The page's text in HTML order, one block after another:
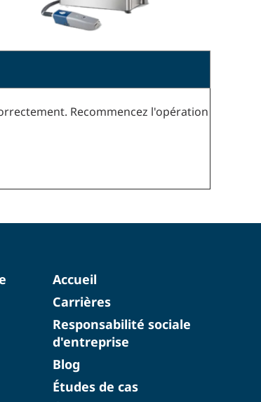
Recommencez l'opération
Accueil
Carrières
Responsabilité sociale
d'entreprise
Blog
Études de cas